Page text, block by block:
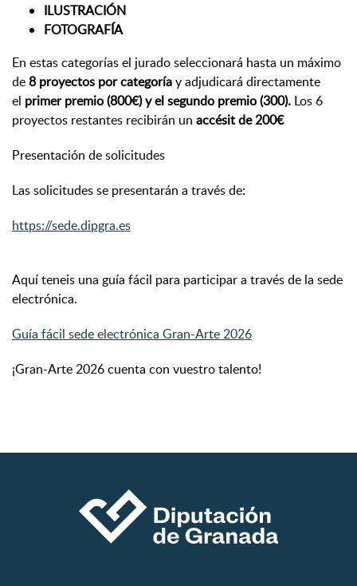
ILUSTRACIÓN
FOTOGRAFÍA
En estas categorías el jurado seleccionará hasta un máximo
de8 proyectos por categoríay adjudicará directamente
el primer premio (800€) y el segundo premio (300). Los 6
proyectos restantes recibirán un accésit de 200€
Presentación de solicitudes
Las solicitudes se presentarán a través de:
https://sede.dipgra.es
Aquí teneis una guía fácil para participar a través de la sede
electrónica.
Guía fácil sede electrónica Gran-Arte 2026
¡Gran-Arte 2026 cuenta con vuestro talento!